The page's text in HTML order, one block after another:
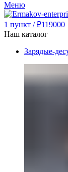
Меню
1 пункт / ₽119000
Наш каталог
Зарядые-